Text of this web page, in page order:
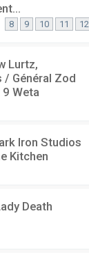
8 9 10 11 12
Lurtz,
/ Général Zod
Weta
Iron Studios
Kitchen
Death